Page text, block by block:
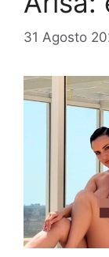
31 Agosto